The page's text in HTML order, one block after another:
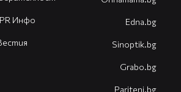
Инфо Edna.bg
Sinoptik.bg
Grabo.bg
Pariteni.bg